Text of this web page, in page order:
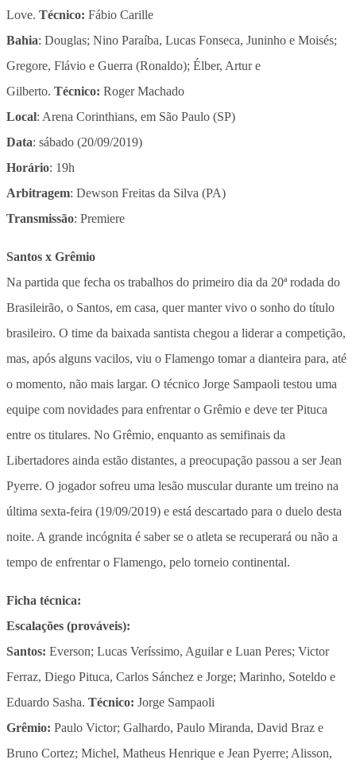
Love. Técnico: Fábio Carille
Bahia: Douglas; Nino Paraíba, Lucas Fonseca, Juninho e Moisés;
Gregore, Flávio e Guerra (Ronaldo); Élber, Artur e
Gilberto. Técnico: Roger Machado
Local: Arena Corinthians, em São Paulo (SP)
Data: sábado (20/09/2019)
Horário: 19h
Arbitragem: Dewson Freitas da Silva (PA)
Transmissão: Premiere
Santos x Grêmio
Na partida que fecha os trabalhos do primeiro dia da 20ª rodada do
Brasileirão, o Santos, em casa, quer manter vivo o sonho do título
brasileiro. O time da baixada santista chegou a liderar a competição,
mas, após alguns vacilos, viu o Flamengo tomar a dianteira para, até
o momento, não mais largar. O técnico Jorge Sampaoli testou uma
equipe com novidades para enfrentar o Grêmio e deve ter Pituca
entre os titulares. No Grêmio, enquanto as semifinais da
Libertadores ainda estão distantes, a preocupação passou a ser Jean
Pyerre. O jogador sofreu uma lesão muscular durante um treino na
última sexta-feira (19/09/2019) e está descartado para o duelo desta
noite. A grande incógnita é saber se o atleta se recuperará ou não a
tempo de enfrentar o Flamengo, pelo torneio continental.
Ficha técnica:
Escalações (prováveis):
Santos: Everson; Lucas Veríssimo, Aguilar e Luan Peres; Victor
Ferraz, Diego Pituca, Carlos Sánchez e Jorge; Marinho, Soteldo e
Eduardo Sasha. Técnico: Jorge Sampaoli
Grêmio: Paulo Victor; Galhardo, Paulo Miranda, David Braz e
Bruno Cortez; Michel, Matheus Henrique e Jean Pyerre; Alisson,